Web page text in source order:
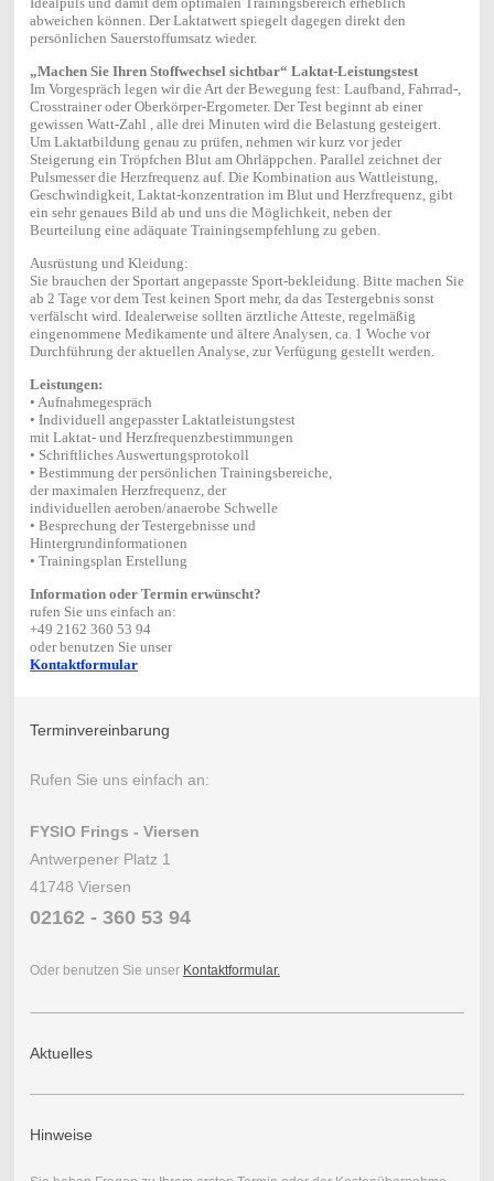
abweichen können. Der Laktatwert spiegelt dagegen direkt den
persönlichen Sauerstoffumsatz wieder.
„Machen Sie Ihren Stoffwechsel sichtbar“ Laktat-Leistungstest
Im Vorgespräch legen wir die Art der Bewegung fest: Laufband, Fahrrad-,
Crosstrainer oder Oberkörper-Ergometer. Der Test beginnt ab einer
gewissen Watt-Zahl , alle drei Minuten wird die Belastung gesteigert.
Um Laktatbildung genau zu prüfen, nehmen wir kurz vor jeder
Steigerung ein Tröpfchen Blut am Ohrläppchen. Parallel zeichnet der
Pulsmesser die Herzfrequenz auf. Die Kombination aus Wattleistung,
Geschwindigkeit, Laktat-konzentration im Blut und Herzfrequenz, gibt
ein sehr genaues Bild ab und uns die Möglichkeit, neben der
Beurteilung eine adäquate Trainingsempfehlung zu geben.
Ausrüstung und Kleidung:
Sie brauchen der Sportart angepasste Sport-bekleidung. Bitte machen Sie
ab 2 Tage vor dem Test keinen Sport mehr, da das Testergebnis sonst
verfälscht wird. Idealerweise sollten ärztliche Atteste, regelmäßig
eingenommene Medikamente und ältere Analysen, ca. 1 Woche vor
Durchführung der aktuellen Analyse, zur Verfügung gestellt werden.
Leistungen:
• Aufnahmegespräch
• Individuell angepasster Laktatleistungstest
mit Laktat- und Herzfrequenzbestimmungen
• Schriftliches Auswertungsprotokoll
• Bestimmung der persönlichen Trainingsbereiche,
der maximalen Herzfrequenz, der
individuellen aeroben/anaerobe Schwelle
• Besprechung der Testergebnisse und
Hintergrundinformationen
• Trainingsplan Erstellung
Information oder Termin erwünscht?
rufen Sie uns einfach an:
+49 2162 360 53 94
oder benutzen Sie unser
Kontaktformular
Terminvereinbarung
Rufen Sie uns einfach an:
FYSIO Frings - Viersen
Antwerpener Platz 1
41748 Viersen
02162 - 360 53 94
Oder benutzen Sie unser Kontaktformular.
Aktuelles
Hinweise